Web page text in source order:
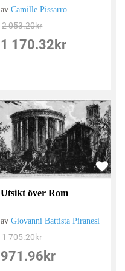
avCamille Pissarro
2 053.20kr
1 170.32 kr
Utsikt över Rom
avGiovanni Battista Piranesi
1 705.20kr
971.96 kr